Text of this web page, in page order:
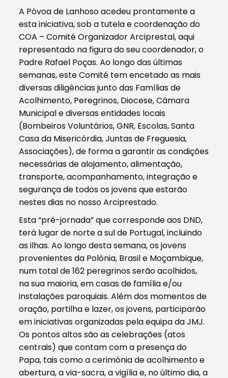
A Póvoa de Lanhoso acedeu prontamente a
esta iniciativa, sob a tutela e coordenação do
COA – Comité Organizador Arciprestal, aqui
representado na figura do seu coordenador, o
Padre Rafael Poças. Ao longo das últimas
semanas, este Comité tem encetado as mais
diversas diligências junto das Famílias de
Acolhimento, Peregrinos, Diocese, Câmara
Municipal e diversas entidades locais
(Bombeiros Voluntários, GNR, Escolas, Santa
Casa da Misericórdia, Juntas de Freguesia,
Associações), de forma a garantir as condições
necessárias de alojamento, alimentação,
transporte, acompanhamento, integração e
segurança de todos os jovens que estarão
nestes dias no nosso Arciprestado.
Esta “pré-jornada” que corresponde aos DND,
terá lugar de norte a sul de Portugal, incluindo
as ilhas. Ao longo desta semana, os jovens
provenientes da Polónia, Brasil e Moçambique,
num total de 162 peregrinos serão acolhidos,
na sua maioria, em casas de família e/ou
instalações paroquiais. Além dos momentos de
oração, partilha e lazer, os jovens, participarão
em iniciativas organizadas pela equipa da JMJ.
Os pontos altos são as celebrações (atos
centrais) que contam com a presença do
Papa, tais como a cerimónia de acolhimento e
abertura, a via-sacra, a vigília e, no último dia, a